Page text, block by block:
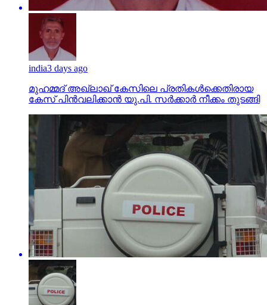
india3 days ago
മുഹമ്മദ് അഖ്‌ലാഖ് കേസിലെ പ്രതികള്‍ക്കെതിരായ
കേസ് പിന്‍വലിക്കാന്‍ യു.പി. സര്‍ക്കാര്‍ നീക്കം തുടങ്ങി